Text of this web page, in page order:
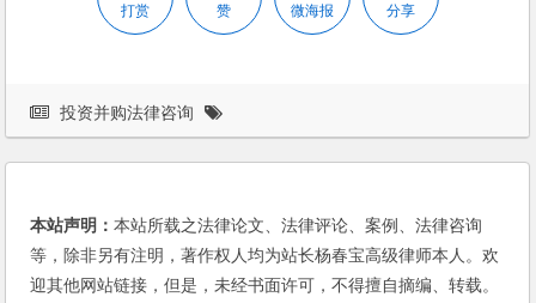
打赏 赞 微海报 分享
投资并购法律咨询
本站声明：本站所载之法律论文、法律评论、案例、法律咨询
等，除非另有注明，著作权人均为站长杨春宝高级律师本人。欢
迎其他网站链接，但是，未经书面许可，不得擅自摘编、转载。